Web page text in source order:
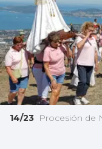
14/23 Procesión de